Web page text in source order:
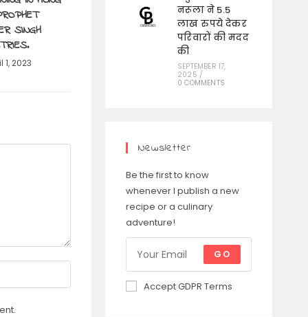
SINGH
1, 2023
नरूला ने 5.5
लाख रुपये देकर
परिवारों की मदद
की
SEPTEMBER 17,
2025 /
0 COMMENTS
Newsletter
Be the first to know
whenever I publish a new
recipe or a culinary
adventure!
GO
Accept GDPR Terms